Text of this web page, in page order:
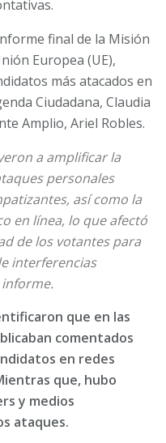
final de la Misión
Europea (UE),
más atacados en
Ciudadana, Claudia
Amplio, Ariel Robles.
a amplificar la
personales
así como la
en línea, lo que afectó
de los votantes para
interferencias
que en las
comentados
en redes
que, hubo
y medios
ataques.